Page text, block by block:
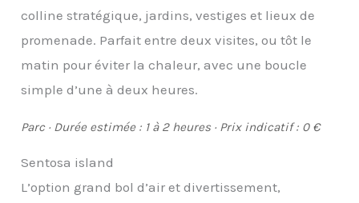
colline stratégique, jardins, vestiges et lieux de
promenade. Parfait entre deux visites, ou tôt le
matin pour éviter la chaleur, avec une boucle
simple d’une à deux heures.
Parc · Durée estimée : 1 à 2 heures · Prix indicatif : 0 €
Sentosa island
L’option grand bol d’air et divertissement,